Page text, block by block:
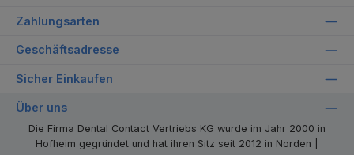
Zahlungsarten
Geschäftsadresse
Sicher Einkaufen
Über uns
Die Firma Dental Contact Vertriebs KG wurde im Jahr 2000 in
Hofheim gegründet und hat ihren Sitz seit 2012 in Norden |